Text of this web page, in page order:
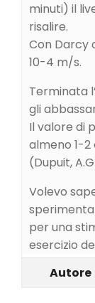
minuti) il
risalire.
Con Darcy
10-4 m/s.
Terminata
gli
Il valore di
almeno 1-2
(Dupuit,
Volevo
per una
esercizio
Autore